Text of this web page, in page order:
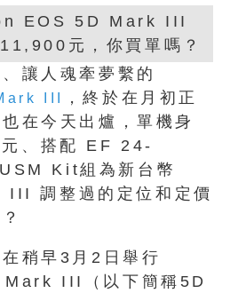
讓人魂牽夢繫的
III
，終於在月初正
在今天出爐，單機身
、搭配 EF 24-
Kit組為新台幣
調整過的定位和定價
稍早3月2日舉行
III（以下簡稱5D